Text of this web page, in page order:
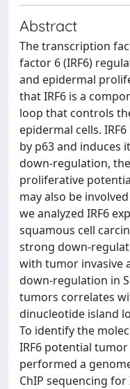
Abstract
The transcription
factor 6 (IRF6)
and epidermal
that IRF6 is a
loop that controls
epidermal cells.
by p63 and induces
down-regulation,
proliferative
may also be
we analyzed IRF6
squamous cell
strong down-
with tumor invasive
down-regulation in
tumors correlates
dinucleotide island
To identify the
IRF6 potential
performed a
ChIP sequencing